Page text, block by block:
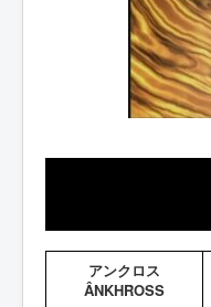
アンクロス
ÂNKHROSS